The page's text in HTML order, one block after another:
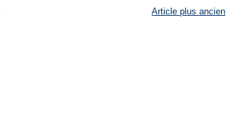
Article plus ancien